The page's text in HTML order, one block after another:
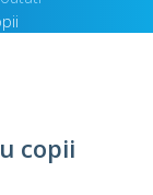
copii